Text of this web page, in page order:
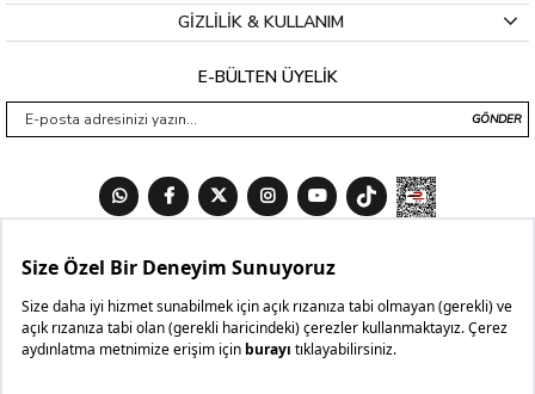
GİZLİLİK & KULLANIM
E-BÜLTEN ÜYELİK
GÖNDER